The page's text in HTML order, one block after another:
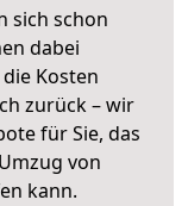
sich schon
dabei
Kosten
zurück – wir
für Sie, das
von
kann.